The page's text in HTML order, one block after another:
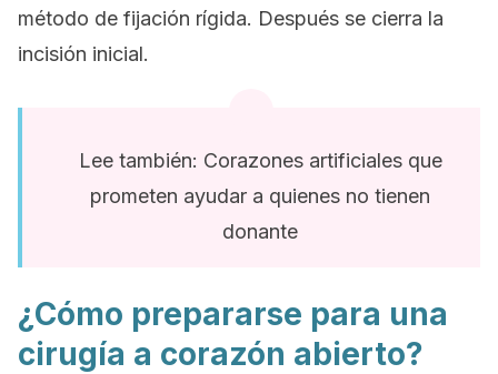
método de fijación rígida. Después se cierra la
incisión inicial.
Lee también: Corazones artificiales que
prometen ayudar a quienes no tienen
donante
¿Cómo prepararse para una
cirugía a corazón abierto?